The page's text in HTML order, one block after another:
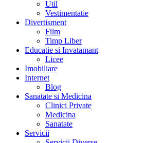
Util
Vestimentatie
Divertisment
Film
Timp Liber
Educatie si Invatamant
Licee
Imobiliare
Internet
Blog
Sanatate si Medicina
Clinici Private
Medicina
Sanatate
Servicii